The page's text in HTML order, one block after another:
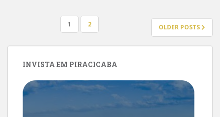
PAGINAÇÃO
POSTS
1 2 OLDER POSTS
INVISTA EM PIRACICABA